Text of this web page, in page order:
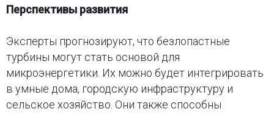
Перспективы развития
Эксперты прогнозируют, что безлопастные
турбины могут стать основой для
микроэнергетики. Их можно будет интегрировать
в умные дома, городскую инфраструктуру и
сельское хозяйство. Они также способны